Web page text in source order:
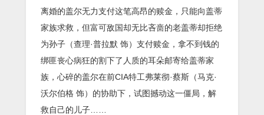
离婚的盖尔无力支付这笔高昂的赎金，只能向盖蒂
家族求救，但富可敌国却无比吝啬的老盖蒂却拒绝
为孙子（查理·普拉默 饰）支付赎金，拿不到钱的
绑匪丧心病狂的割下了人质的耳朵邮寄给盖蒂家
族，心碎的盖尔在前CIA特工弗莱彻·蔡斯（马克·
沃尔伯格 饰）的协助下，试图撼动这一僵局，解
救自己的儿子……